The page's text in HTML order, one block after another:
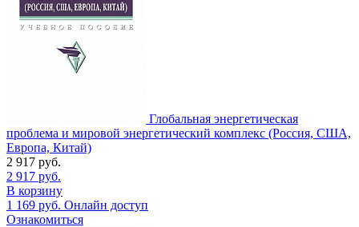
Глобальная энергетическая
проблема и мировой энергетический комплекс (Россия, США,
Европа, Китай)
2 917 руб.
2 917 руб.
В корзину
1 169 руб. Онлайн доступ
Ознакомиться